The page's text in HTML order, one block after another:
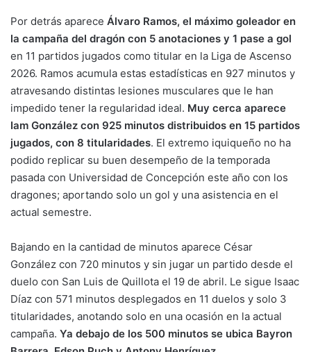
Por detrás aparece Álvaro Ramos, el máximo goleador en
la campaña del dragón con 5 anotaciones y 1 pase a gol
en 11 partidos jugados como titular en la Liga de Ascenso
2026. Ramos acumula estas estadísticas en 927 minutos y
atravesando distintas lesiones musculares que le han
impedido tener la regularidad ideal. Muy cerca aparece
Iam González con 925 minutos distribuidos en 15 partidos
jugados, con 8 titularidades. El extremo iquiqueño no ha
podido replicar su buen desempeño de la temporada
pasada con Universidad de Concepción este año con los
dragones; aportando solo un gol y una asistencia en el
actual semestre.
Bajando en la cantidad de minutos aparece César
González con 720 minutos y sin jugar un partido desde el
duelo con San Luis de Quillota el 19 de abril. Le sigue Isaac
Díaz con 571 minutos desplegados en 11 duelos y solo 3
titularidades, anotando solo en una ocasión en la actual
campaña. Ya debajo de los 500 minutos se ubica Bayron